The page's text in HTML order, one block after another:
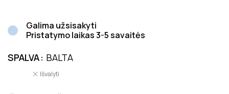
Galima užsisakyti
Pristatymo laikas 3-5 savaitės
SPALVA BALTA
Išvalyti